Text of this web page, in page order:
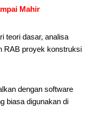
Mahir
teori dasar, analisa
RAB proyek konstruksi
dengan software
biasa digunakan di